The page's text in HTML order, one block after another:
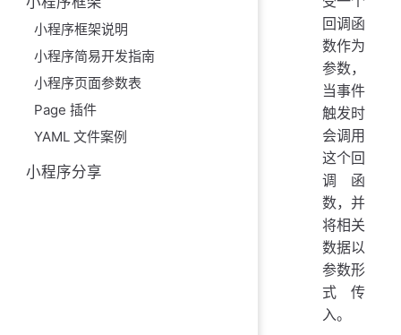
小程序框架说明
小程序简易开发指南
小程序页面参数表
Page 插件
YAML 文件案例
小程序分享
回调函
数作为
参数，
当事件
触发时
会调用
这个回
调函
数，并
将相关
数据以
参数形
式传
入。